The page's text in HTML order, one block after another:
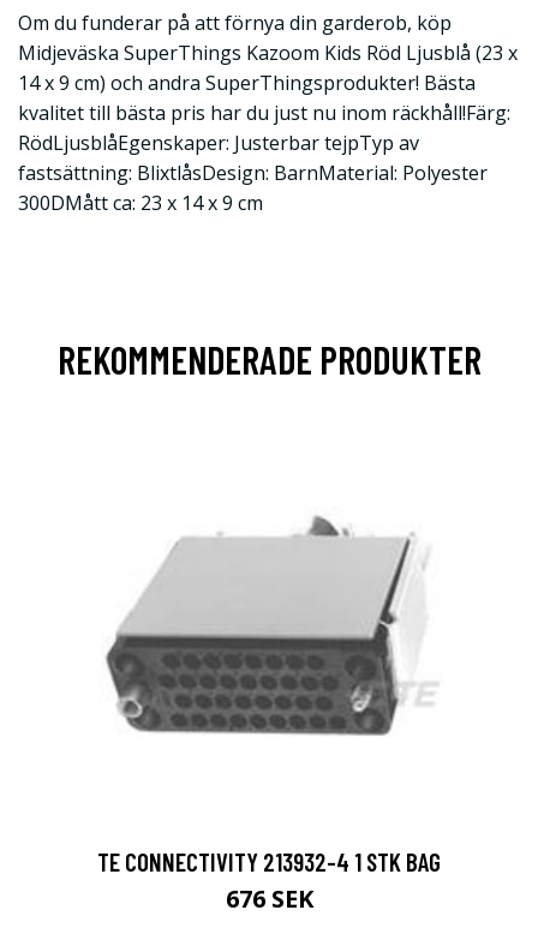
Om du funderar på att förnya din garderob, köp
Midjeväska SuperThings Kazoom Kids Röd Ljusblå (23 x
14 x 9 cm) och andra SuperThingsprodukter! Bästa
kvalitet till bästa pris har du just nu inom räckhåll!Färg:
RödLjusblåEgenskaper: Justerbar tejpTyp av
fastsättning: BlixtlåsDesign: BarnMaterial: Polyester
300DMått ca: 23 x 14 x 9 cm
REKOMMENDERADE PRODUKTER
TE CONNECTIVITY 213932-4 1 STK BAG
676 SEK